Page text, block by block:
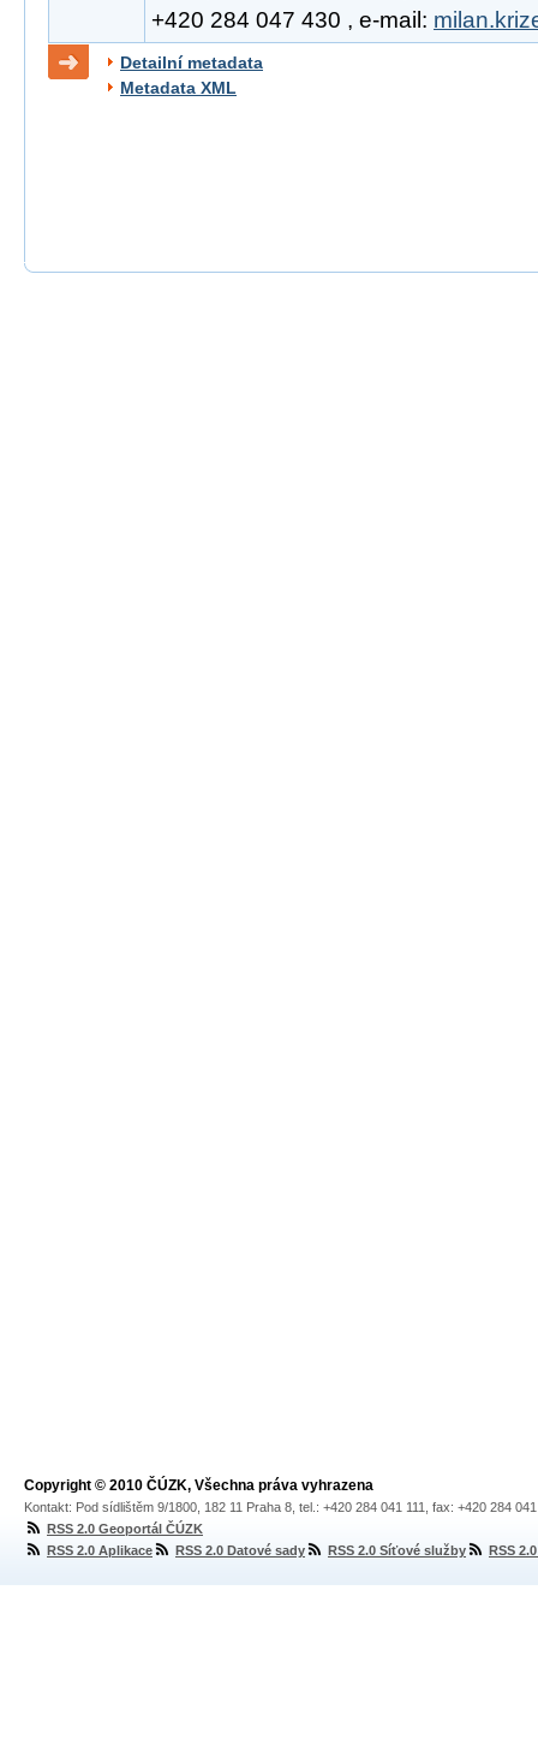
+420 284 047 430 , e-mail:
Detailní metadata
Metadata XML
Copyright © 2010 ČÚZK, Všechna práva vyhrazena
Kontakt: Pod sídlištěm 9/1800, 182 11 Praha 8, tel.: +420 284 041 111, fax: +420 284
RSS 2.0 Geoportál ČÚZK
RSS 2.0 Aplikace
RSS 2.0 Datové sady RSS 2.0 Síťové služby RSS